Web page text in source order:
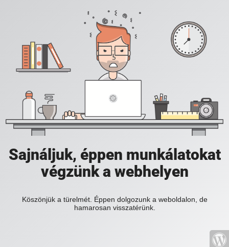
Sajnáljuk, éppen munkálatokat
végzünk a webhelyen
Köszönjük a türelmét. Éppen dolgozunk a weboldalon, de
hamarosan visszatérünk.